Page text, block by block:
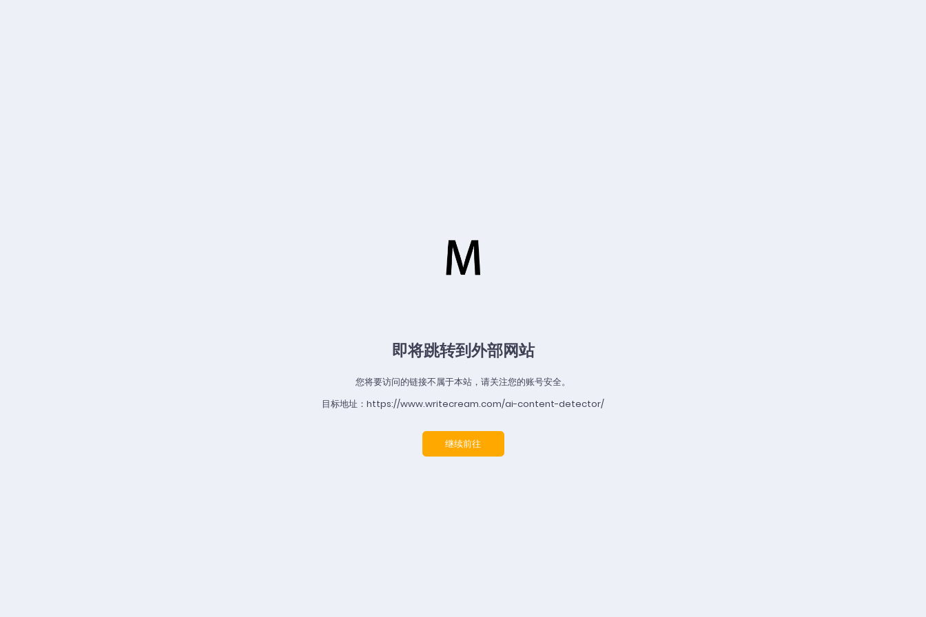
即将跳转到外部网站
您将要访问的链接不属于本站，请关注您的账号安全。
目标地址：https://www.writecream.com/ai-content-detector/
继续前往